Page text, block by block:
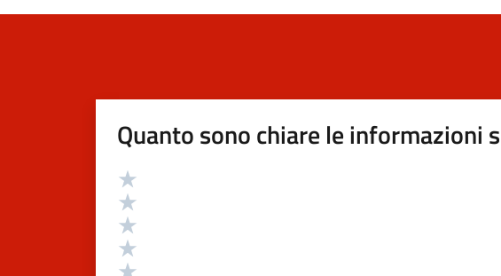
Quanto sono chiare le informazioni
Valutazione